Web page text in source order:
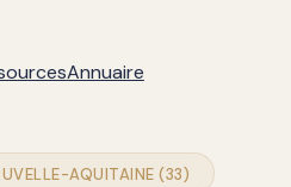
Annuaire
AQUITAINE (33)